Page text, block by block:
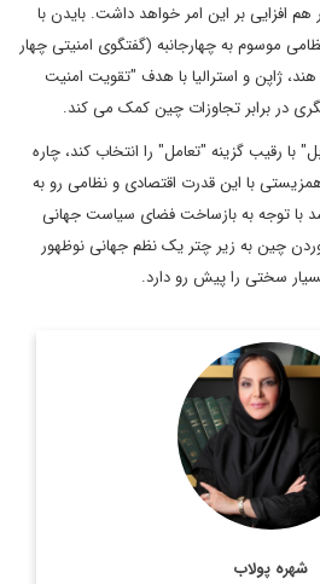
هم افزایی بر این امر خواهد داشت. بایدن با
موسوم به چهارجانبه (گفتگوی امنیتی چهار
ژاپن و استرالیا با هدف "تقویت امنیت
در برابر تجاوزات چین کمک می کند.
با رقیب گزینه "تعامل" را انتخاب کند، چاره
با این قدرت اقتصادی و نظامی رو به
با توجه به بازساخت فضای سیاست جهانی
چین به زیر چتر یک نظم جهانی نوظهور
سختی را پیش رو دارد.
شهره پولاب
جغرافیای سیاسی
اطلاعات بیشتر